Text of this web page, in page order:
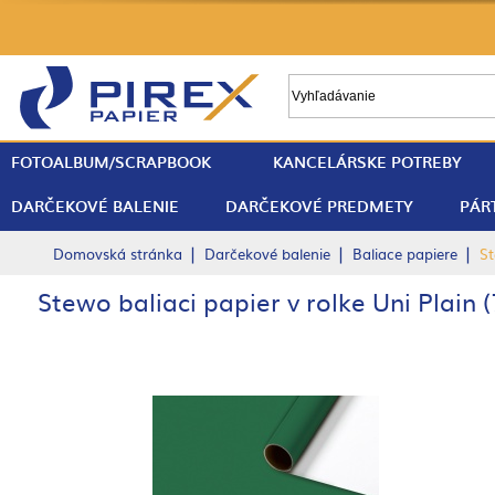
FOTOALBUM/SCRAPBOOK
KANCELÁRSKE POTREBY
DARČEKOVÉ BALENIE
DARČEKOVÉ PREDMETY
Domovská stránka | Darčekové balenie | Baliace papiere |
Stewo baliaci papier v rolke Uni Plain